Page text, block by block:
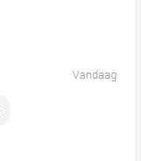
Vandaag